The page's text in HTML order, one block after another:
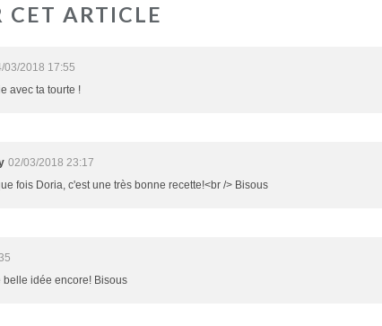
CET ARTICLE
03/2018 17:55
avec ta tourte !
02/03/2018 23:17
fois Doria, c'est une très bonne recette!<br /> Bisous
belle idée encore! Bisous